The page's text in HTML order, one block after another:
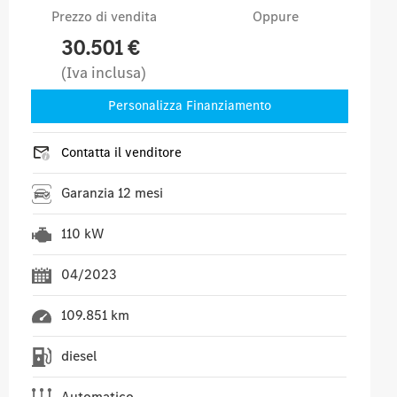
Prezzo di vendita
30.501 €
(Iva inclusa)
Oppure
Personalizza Finanziamento
Contatta il venditore
Garanzia 12 mesi
110 kW
04/2023
109.851 km
diesel